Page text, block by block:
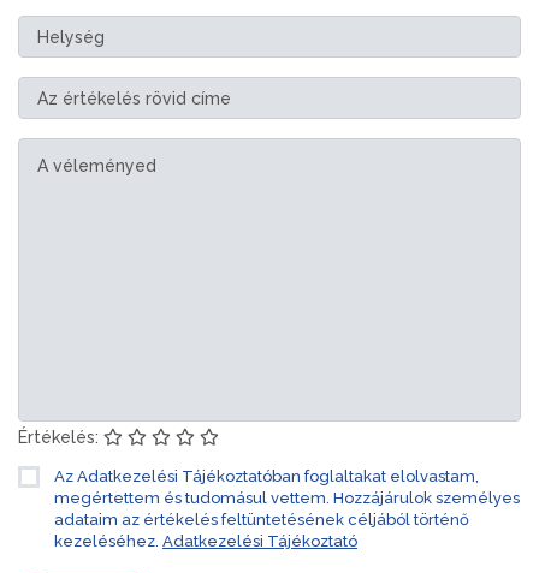
Értékelés:
Az Adatkezelési Tájékoztatóban foglaltakat elolvastam,
megértettem és tudomásul vettem. Hozzájárulok személyes
adataim az értékelés feltüntetésének céljából történő
kezeléséhez. Adatkezelési Tájékoztató